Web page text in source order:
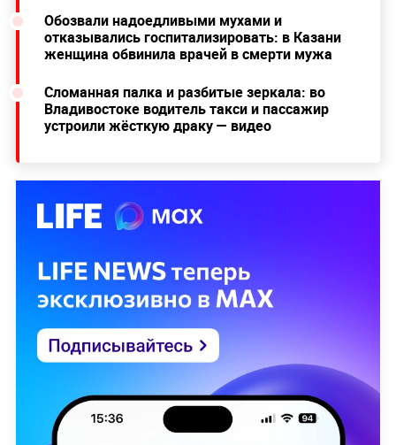
Обозвали надоедливыми мухами и
отказывались госпитализировать: в Казани
женщина обвинила врачей в смерти мужа
Сломанная палка и разбитые зеркала: во
Владивостоке водитель такси и пассажир
устроили жёсткую драку — видео